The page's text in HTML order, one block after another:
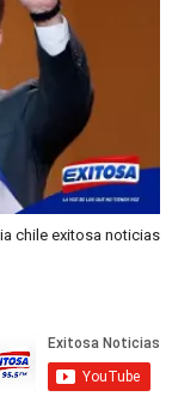
chile exitosa noticias